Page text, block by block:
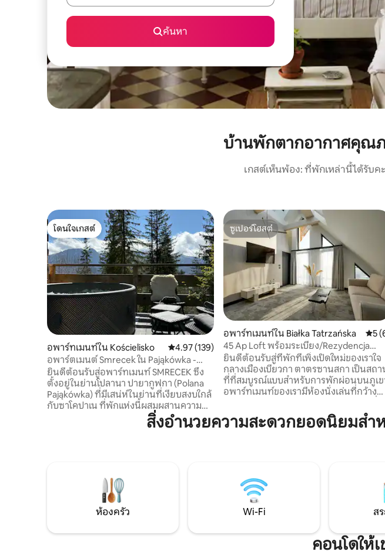
ค้นหา
บ้านพักตากอากาศคุณภ
เกสต์เห็นพ้อง: ที่พักเหล่านี้ได้รับ
โดนใจเกสต์
โดนใจเกสต์
อพาร์ทเมนท์ใน Kościelisko คะแนนเฉลี่ย 4.97 จาก 5, 139 รีวิว
4.97 (139)
อพาร์ตเมนต์ Smrecek ใน Pająkówka -
ระดับพรีเมียม
ยินดีต้อนรับสู่อพาร์ทเมนท์ SMRECEK ซึ่ง
ตั้งอยู่ในย่านโปลานา ปายากูฟกา (Polana
Pająkówka) ที่มีเสน่ห์ในย่านที่เงียบสงบใกล้
กับซาโคปาเน ที่พักแห่งนี้ผสมผสานความ
สะดวกสบายเข้ากับความงามของภูเขา
อพาร์ตเมนต์แห่งนี้มีทัศนียภาพอันน่าทึ่ง
การพักผ่อนสุดโรแมนติกหรือการเข้าพักที่
ผ่อนคลาย ความสงบ ธรรมชาติ และพื้นที่
สร้างสภาพแวดล้อมที่สมบูรณ์แบบสำหรับ
การพักผ่อน
ซูเปอร์โฮสต์
ซูเปอร์โฮสต์
อพาร์ทเมนท์ใน Białka Tatrzańska คะแ
5
45 Ap Loft พร้อมระเบียง/Rezydencja
Słoneczna
ยินดีต้อนรับสู่ที่พักที่เพิ่งเปิดใหม่ของเราใจ
กลางเมืองเบียวกา ตาตรซานสกา เป็นสถา
ที่ที่สมบูรณ์แบบสำหรับการพักผ่อนบนภูเข
อพาร์ทเมนท์ของเรามีห้องนั่งเล่นที่กว้าง
อบอุ่นห้องน้ำที่สง่างามและระเบียงหรือ
ระเบียง ที่พักที่ไม่เหมือนใครแห่งนี้ผสมผส
สามารถเตรียมอาหารของคุณเองได้ ในข
ที่ห้องนั่งเล่นที่กว้างขวางเป็นที่ที่สมบูรณ์
แบบสำหรับการพักผ่อนร่วมกัน
สิ่งอำนวยความสะดวกยอดนิยมสำ
ห้องครัว Wi-Fi ส
คอนโดให้